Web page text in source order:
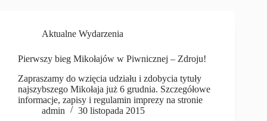
Aktualne Wydarzenia
Pierwszy bieg Mikołajów w Piwnicznej – Zdroju!
Zapraszamy do wzięcia udziału i zdobycia tytuły
najszybszego Mikołaja już 6 grudnia. Szczegółowe
informacje, zapisy i regulamin imprezy na stronie
admin
30 listopada 2015